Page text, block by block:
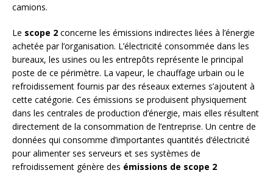
camions.
Le scope 2 concerne les émissions indirectes liées à l’énergie
achetée par l’organisation. L’électricité consommée dans les
bureaux, les usines ou les entrepôts représente le principal
poste de ce périmètre. La vapeur, le chauffage urbain ou le
refroidissement fournis par des réseaux externes s’ajoutent à
cette catégorie. Ces émissions se produisent physiquement
dans les centrales de production d’énergie, mais elles résultent
directement de la consommation de l’entreprise. Un centre de
données qui consomme d’importantes quantités d’électricité
pour alimenter ses serveurs et ses systèmes de
refroidissement génère des émissions de scope 2